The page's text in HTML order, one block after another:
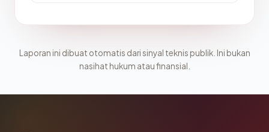
Laporan ini dibuat otomatis dari sinyal teknis publik. Ini bukan
nasihat hukum atau finansial.